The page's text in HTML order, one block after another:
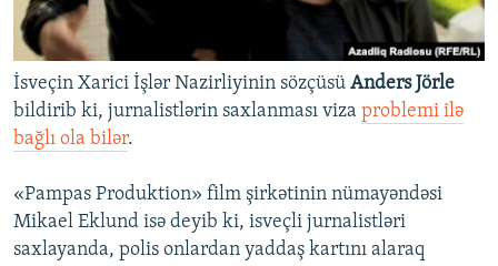
İsveçin Xarici İşlər Nazirliyinin sözçüsü Anders Jörle
bildirib ki, jurnalistlərin saxlanması viza problemi ilə
bağlı ola bilər.
«Pampas Produktion» film şirkətinin nümayəndəsi
Mikael Eklund isə deyib ki, isveçli jurnalistləri
saxlayanda, polis onlardan yaddaş kartını alaraq